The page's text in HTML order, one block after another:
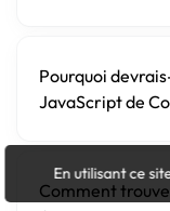
Pourquoi
JavaScript de
Comment
En utilisant ce